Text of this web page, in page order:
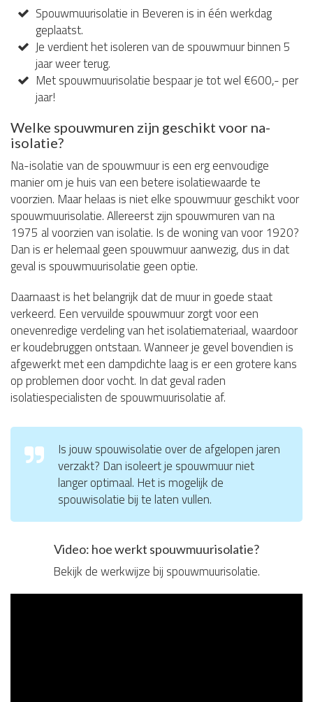
Spouwmuurisolatie in Beveren is in één werkdag
geplaatst.
Je verdient het isoleren van de spouwmuur binnen 5
jaar weer terug.
Met spouwmuurisolatie bespaar je tot wel €600,- per
jaar!
Welke spouwmuren zijn geschikt voor na-
isolatie?
Na-isolatie van de spouwmuur is een erg eenvoudige
manier om je huis van een betere isolatiewaarde te
voorzien. Maar helaas is niet elke spouwmuur geschikt voor
spouwmuurisolatie. Allereerst zijn spouwmuren van na
1975 al voorzien van isolatie. Is de woning van voor 1920?
Dan is er helemaal geen spouwmuur aanwezig, dus in dat
geval is spouwmuurisolatie geen optie.
Daarnaast is het belangrijk dat de muur in goede staat
verkeerd. Een vervuilde spouwmuur zorgt voor een
onevenredige verdeling van het isolatiemateriaal, waardoor
er koudebruggen ontstaan. Wanneer je gevel bovendien is
afgewerkt met een dampdichte laag is er een grotere kans
op problemen door vocht. In dat geval raden
isolatiespecialisten de spouwmuurisolatie af.
Is jouw spouwisolatie over de afgelopen jaren
verzakt? Dan isoleert je spouwmuur niet
langer optimaal. Het is mogelijk de
spouwisolatie bij te laten vullen.
Video: hoe werkt spouwmuurisolatie?
Bekijk de werkwijze bij spouwmuurisolatie.